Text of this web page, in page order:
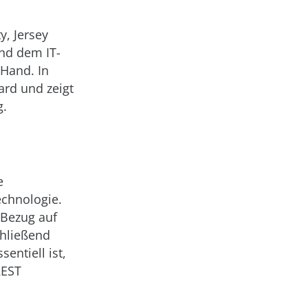
Jersey
dem IT-
In
und zeigt
auf
ist,